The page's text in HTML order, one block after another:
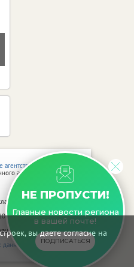
вы даете согласие на
НЕ ПРОПУСТИ!
Главные новости региона
в вашей почте!
ПОДПИСАТЬСЯ
vRossii.ru
агентства vRossii.ru
267-70-40,
не предназначенную